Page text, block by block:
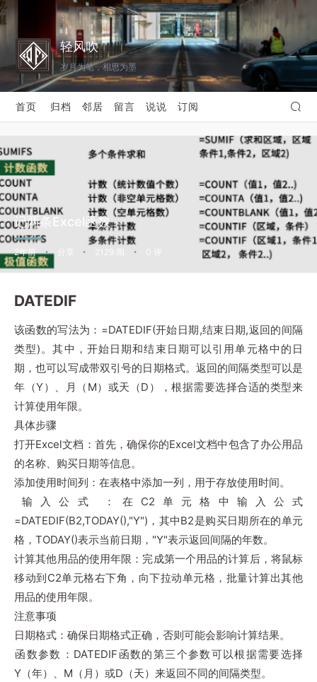
轻风吹
岁月为笔，相思为墨
首页 归档 邻居 留言 说说 订阅
记两条Excel函数
2年前 • 分享 • 2129 阅 • 0 评
DATEDIF
该函数的写法为：=DATEDIF(开始日期,结束日期,返回的间隔
类型)。其中，开始日期和结束日期可以引用单元格中的日
期，也可以写成带双引号的日期格式。返回的间隔类型可以是
年（Y）、月（M）或天（D），根据需要选择合适的类型来
计算使用年限。‌
具体步骤
‌打开Excel文档‌：首先，确保你的Excel文档中包含了办公用品
的名称、购买日期等信息。
‌添加使用时间列‌：在表格中添加一列，用于存放使用时间。
‌输入公式‌：在C2单元格中输入公式
=DATEDIF(B2,TODAY(),"Y")，其中B2是购买日期所在的单元
格，TODAY()表示当前日期，"Y"表示返回间隔的年数。
‌计算其他用品的使用年限‌：完成第一个用品的计算后，将鼠标
移动到C2单元格右下角，向下拉动单元格，批量计算出其他
用品的使用年限。
注意事项
‌日期格式‌：确保日期格式正确，否则可能会影响计算结果。
‌函数参数‌：DATEDIF函数的第三个参数可以根据需要选择
Y（年）、M（月）或D（天）来返回不同的间隔类型。